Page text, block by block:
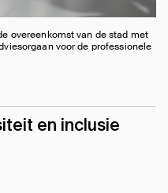
overeenkomst van de stad met
voor de professionele
en inclusie